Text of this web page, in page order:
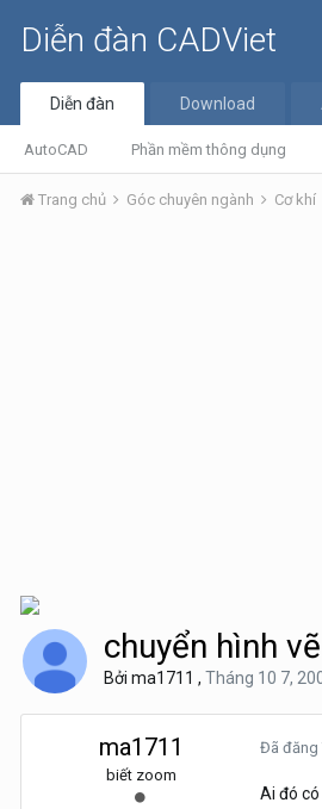
Diễn đàn CADViet
Diễn đàn
AutoCAD Phần mềm thông dụng
Download
Trang chủ Góc chuyên ngành Cơ khí
chuyển hình
Bởi ma1711 , Tháng 10 7,
ma1711
biết zoom
Đã đăng
Ai đó